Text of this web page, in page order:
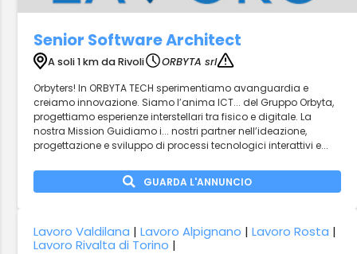
Senior Software Architect
A soli 1 km da Rivoli
ORBYTA srl
Orbyters! In ORBYTA TECH sperimentiamo avanguardia e
creiamo innovazione. Siamo l’anima ICT... del Gruppo Orbyta,
progettiamo esperienze interstellari tra fisico e digitale. La
nostra Mission Guidiamo i... nostri partner nell’ideazione,
progettazione e sviluppo di processi tecnologici interattivi e...
GUARDA L'ANNUNCIO
Lavoro Valdilana |Lavoro Alpignano |Lavoro Rosta |
Lavoro Rivalta di Torino |